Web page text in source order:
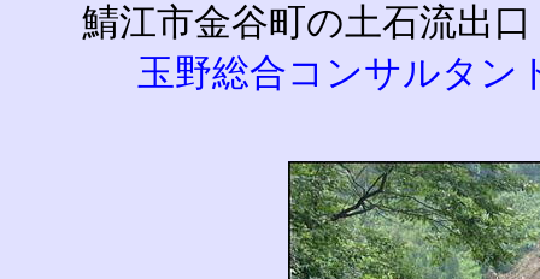
鯖江市金谷町の土石流出
玉野総合コンサルタン